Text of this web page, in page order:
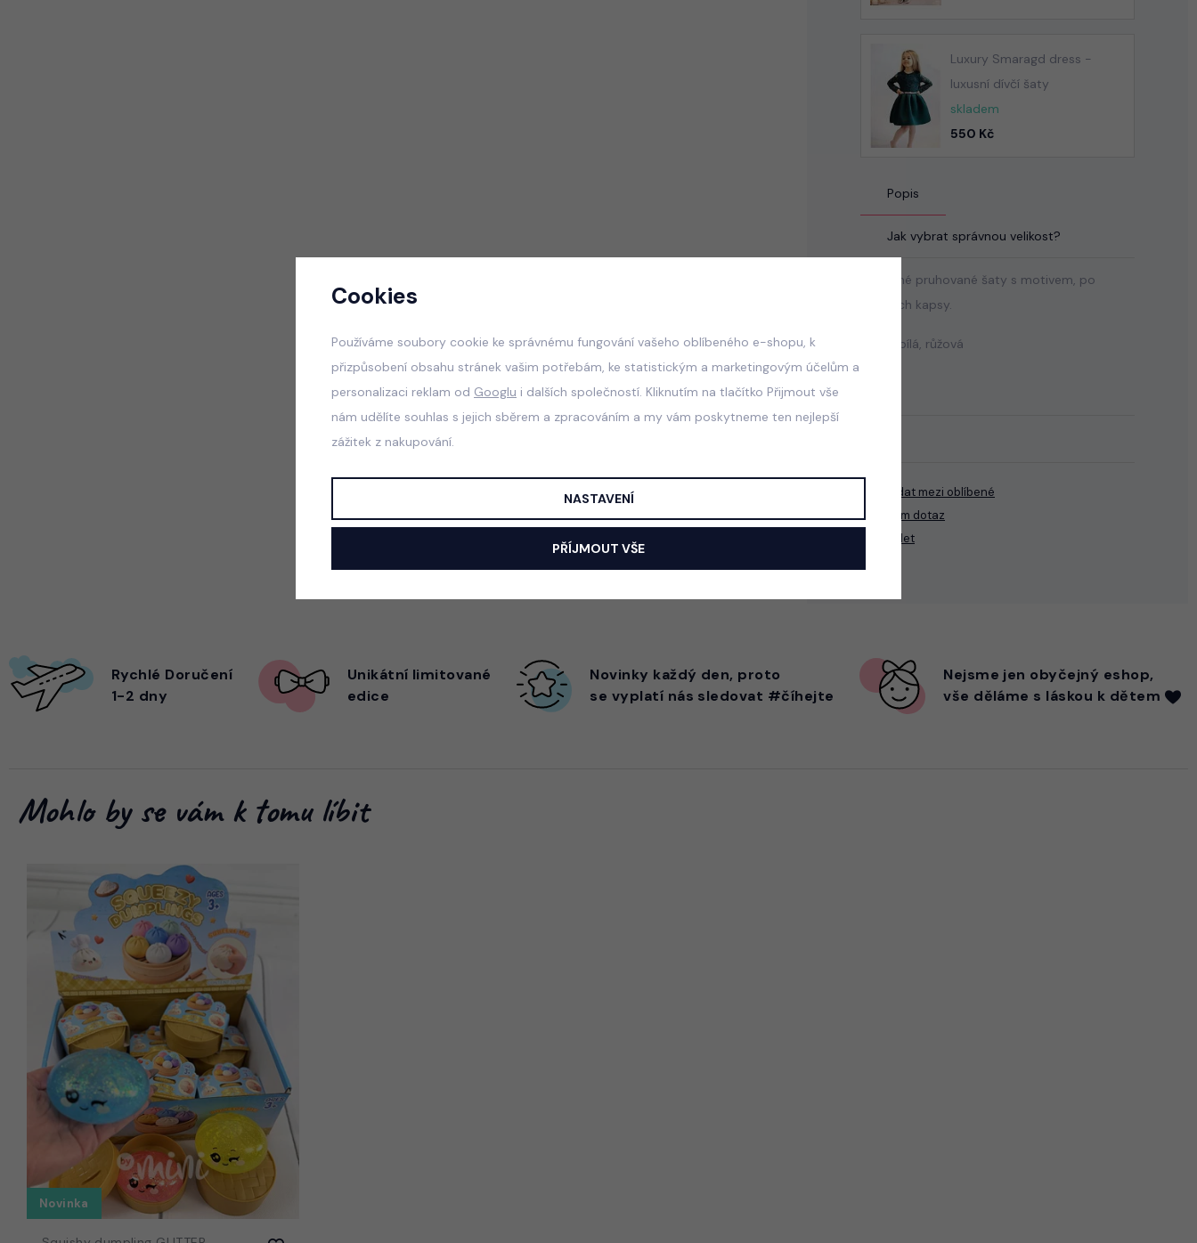
Luxury Smaragd dress -
luxusní dívčí šaty
skladem
550 Kč
Popis
Jak vybrat správnou velikost?
Bavlněné pruhované šaty s motivem, po
stranách kapsy.
Barva: bílá, růžová
Přidat mezi oblíbené
Mám dotaz
Sdílet
Rychlé Doručení
1-2 dny
Unikátní limitované
edice
Novinky každý den, proto
se vyplatí nás sledovat #číhejte
Nejsme jen obyčejný eshop,
vše děláme s láskou k dětem
Mohlo by se vám k tomu líbit
Novinka
Cookies
Používáme soubory cookie ke správnému fungování vašeho oblíbeného e-shopu, k
přizpůsobení obsahu stránek vašim potřebám, ke statistickým a marketingovým účelům a
personalizaci reklam od Googlu i dalších společností. Kliknutím na tlačítko Přijmout vše
nám udělíte souhlas s jejich sběrem a zpracováním a my vám poskytneme ten nejlepší
zážitek z nakupování.
NASTAVENÍ
PŘÍJMOUT VŠE